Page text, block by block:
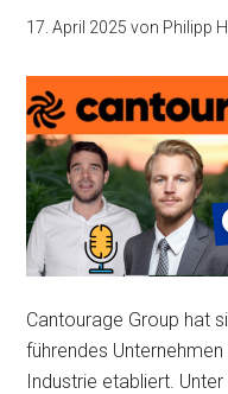
17. April 2025 von Philipp
Cantourage Group hat
führendes
Industrie etabliert.